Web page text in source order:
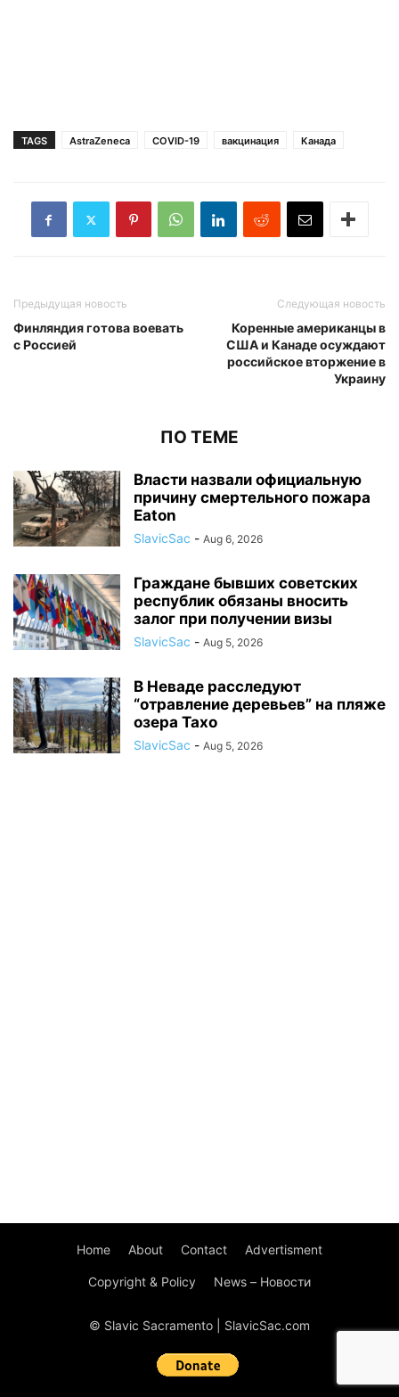
TAGS AstraZeneca COVID-19 вакцинация Канада
Предыдущая новость
Финляндия готова воевать
с Россией
Следующая новость
Коренные американцы в
США и Канаде осуждают
российское вторжение в
Украину
ПО ТЕМЕ
Власти назвали официальную
причину смертельного пожара
Eaton
SlavicSac - Aug 6, 2026
Граждане бывших советских
республик обязаны вносить
залог при получении визы
SlavicSac - Aug 5, 2026
В Неваде расследуют
“отравление деревьев” на пляже
озера Тахо
SlavicSac - Aug 5, 2026
Home About Contact Advertisment
Copyright & Policy News – Новости
© Slavic Sacramento | SlavicSac.com